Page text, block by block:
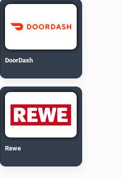
DoorDash
Rewe